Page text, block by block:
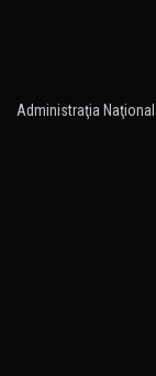
Administraţia